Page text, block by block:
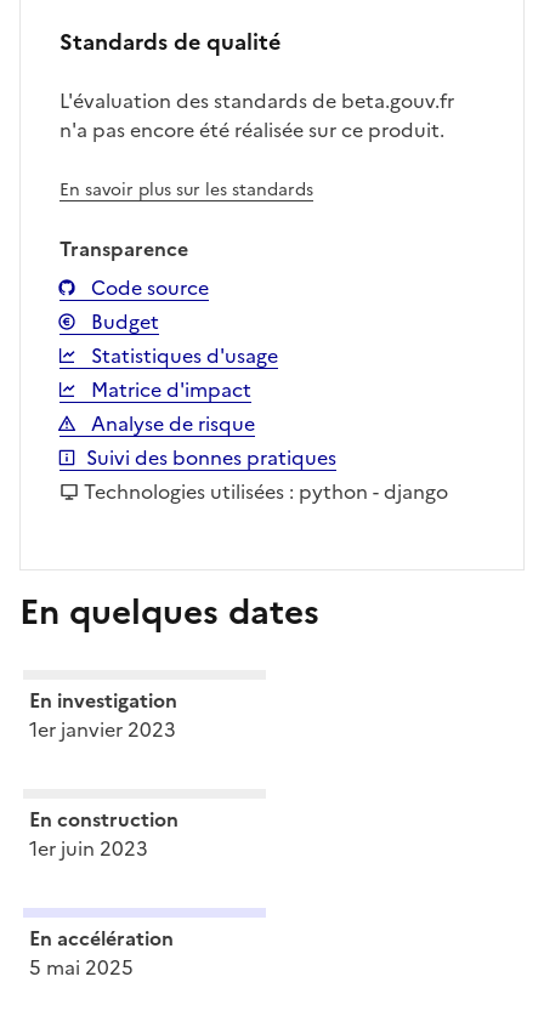
Standards de qualité
L'évaluation des standards de beta.gouv.fr
n'a pas encore été réalisée sur ce produit.
En savoir plus sur les standards
Transparence
Code source
Budget
Statistiques d'usage
Matrice d'impact
Analyse de risque
Suivi des bonnes pratiques
Technologies utilisées : python - django
En quelques dates
En investigation
1er janvier 2023
En construction
1er juin 2023
En accélération
5 mai 2025